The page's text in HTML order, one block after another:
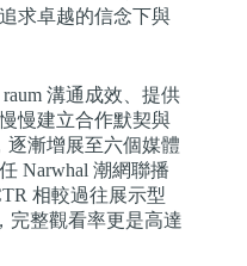
求卓越的信念下與
溝通成效、提供
慢建立合作默契與
逐漸增展至六個媒體
Narwhal 潮網聯播
相較過往展示型
完整觀看率更是高達